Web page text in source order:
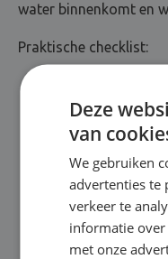
water binnenkomt en
Praktische checklist:
zwakke zones
check raam- en
dorpels
hou kelder
geur ontstaat
verlucht kort en
Deze
van
We gebruiken
advertenties te
verkeer te
informatie
met onze